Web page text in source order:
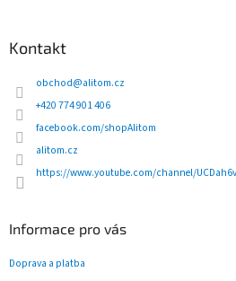
Kontakt
obchod@alitom.cz
+420 774 901 406
facebook.com/shopAlitom
alitom.cz
https://www.youtube.com/channel/
Informace pro vás
Doprava a platba